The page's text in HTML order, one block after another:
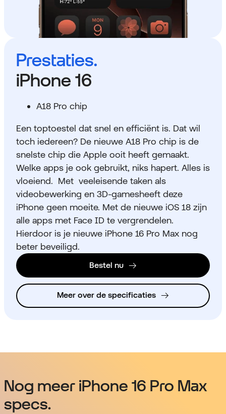
Prestaties.
iPhone 16
A18 Pro chip
Een toptoestel dat snel en efficiënt is. Dat wil
toch iedereen? De nieuwe A18 Pro chip is de
snelste chip die Apple ooit heeft gemaakt.
Welke apps je ook gebruikt, niks hapert. Alles is
vloeiend. Met veeleisende taken als
videobewerking en 3D-gamesheeft deze
iPhone geen moeite. Met de nieuwe iOS 18 zijn
alle apps met Face ID te vergrendelen.
Hierdoor is je nieuwe iPhone 16 Pro Max nog
beter beveiligd.
Bestel nu
Meer over de specificaties
Nog meer iPhone 16 Pro Max
specs.